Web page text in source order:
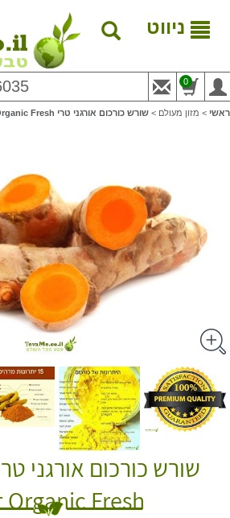
נגישות
המרכזי
ניווט
0
ראשי > מזון מעולם > שורש כורכום אורגני טרי Turmeric Root Organic Fresh
Organic Fresh